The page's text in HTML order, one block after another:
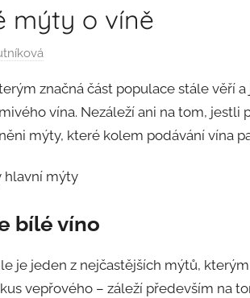
mýty o víně
značná část populace stále věří
vína. Nezáleží ani na tom, jestli
mýty, které kolem podávání vína
hlavní mýty
bílé víno
je jeden z nejčastějších mýtů,
vepřového – záleží především na